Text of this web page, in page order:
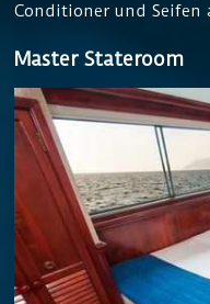
Conditioner und Seifen
Master Stateroom